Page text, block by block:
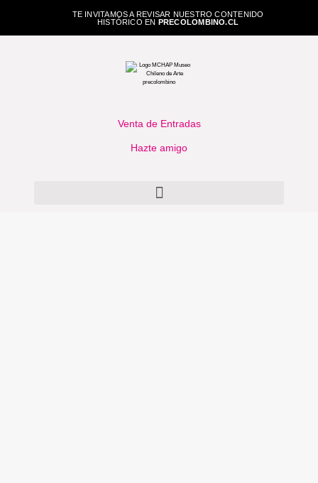
TE INVITAMOS A REVISAR NUESTRO CONTENIDO
HISTÓRICO EN PRECOLOMBINO.CL
Venta de Entradas
Hazte amigo